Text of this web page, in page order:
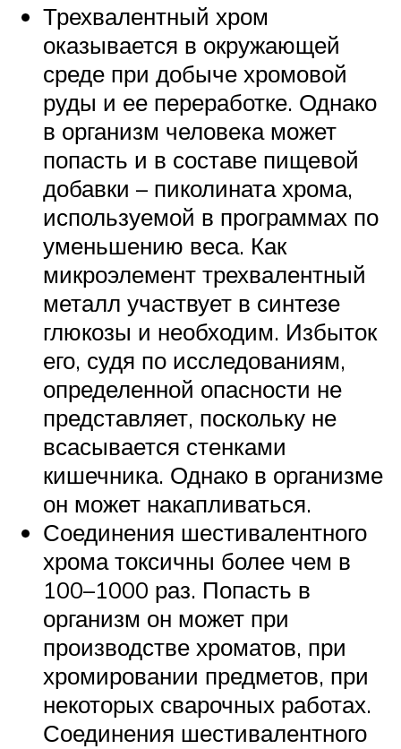
Трехвалентный хром
оказывается в окружающей
среде при добыче хромовой
руды и ее переработке. Однако
в организм человека может
попасть и в составе пищевой
добавки – пиколината хрома,
используемой в программах по
уменьшению веса. Как
микроэлемент трехвалентный
металл участвует в синтезе
глюкозы и необходим. Избыток
его, судя по исследованиям,
определенной опасности не
представляет, поскольку не
всасывается стенками
кишечника. Однако в организме
он может накапливаться.
Соединения шестивалентного
хрома токсичны более чем в
100–1000 раз. Попасть в
организм он может при
производстве хроматов, при
хромировании предметов, при
некоторых сварочных работах.
Соединения шестивалентного